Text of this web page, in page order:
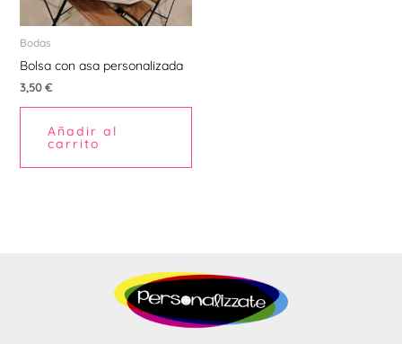
Bodas
Bolsa con asa personalizada
3,50€
Añadir al
carrito